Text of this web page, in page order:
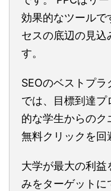
効果的なツールで
セスの底辺の見
す。
SEOのベストプ
では、目標到達プ
的な学生からの
無料クリックを回
大学が最大の利益
みをターゲットに